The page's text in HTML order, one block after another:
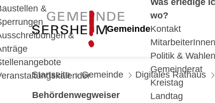
&
&
Gemeinde
wo?
Kontakt
MitarbeiterInnen
Politik & Wahlen
Gemeinderat
Kreistag
Landtag
Startseite Gemeinde Digitales Rathaus
Behördenwegweiser